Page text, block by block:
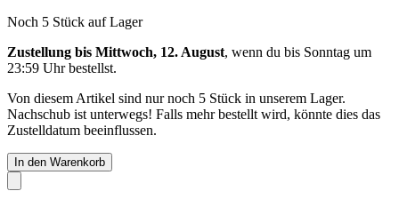
Noch 5 Stück auf Lager
Zustellung bis Mittwoch, 12. August, wenn du bis Sonntag um
23:59 Uhrbestellst.
Von diesem Artikel sind nur noch 5 Stück in unserem Lager.
Nachschub ist unterwegs! Falls mehr bestellt wird, könnte dies das
Zustelldatum beeinflussen.
In den Warenkorb